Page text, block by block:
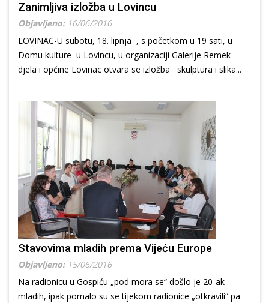
Zanimljiva izložba u Lovincu
Objavljeno: 16/06/2016
LOVINAC-U subotu, 18. lipnja , s početkom u 19 sati, u
Domu kulture u Lovincu, u organizaciji Galerije Remek
djela i općine Lovinac otvara se izložba skulptura i slika...
Stavovima mladih prema Vijeću Europe
Objavljeno: 15/06/2016
Na radionicu u Gospiću „pod mora se“ došlo je 20-ak
mladih, ipak pomalo su se tijekom radionice „otkravili“ pa